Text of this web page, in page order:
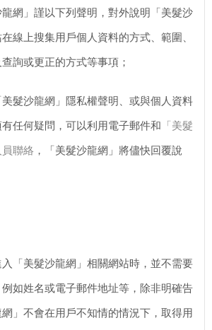
網」謹以下列聲明，對外說明「美髮沙
線上搜集用戶個人資料的方式、範圍、
詢或更正的方式等事項；
髮沙龍網」隱私權聲明、或與個人資料
任何疑問，可以利用電子郵件和 「美髮
聯絡 ，「美髮沙龍網」將儘快回覆說
「美髮沙龍網」相關網站時，並不需要
如姓名或電子郵件地址等，除非明確告
」不會在用戶不知情的情況下，取得用